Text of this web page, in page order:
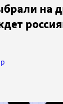
на